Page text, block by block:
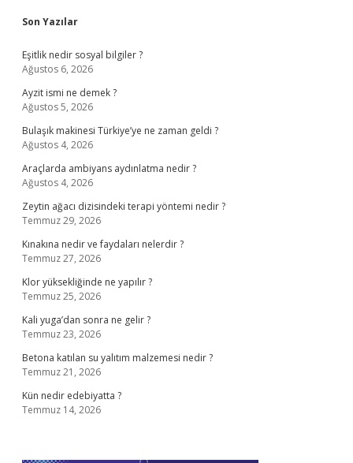
Sidebar
Son Yazılar
Eşitlik nedir sosyal bilgiler ?
Ağustos 6, 2026
Ayzit ismi ne demek ?
Ağustos 5, 2026
Bulaşık makinesi Türkiye’ye ne zaman geldi ?
Ağustos 4, 2026
Araçlarda ambiyans aydınlatma nedir ?
Ağustos 4, 2026
Zeytin ağacı dizisindeki terapi yöntemi nedir ?
Temmuz 29, 2026
Kınakına nedir ve faydaları nelerdir ?
Temmuz 27, 2026
Klor yüksekliğinde ne yapılır ?
Temmuz 25, 2026
Kali yuga’dan sonra ne gelir ?
Temmuz 23, 2026
Betona katılan su yalıtım malzemesi nedir ?
Temmuz 21, 2026
Kün nedir edebiyatta ?
Temmuz 14, 2026